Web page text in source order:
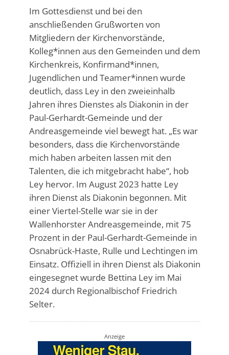
Im Gottesdienst und bei den
anschließenden Grußworten von
Mitgliedern der Kirchenvorstände,
Kolleg*innen aus den Gemeinden und dem
Kirchenkreis, Konfirmand*innen,
Jugendlichen und Teamer*innen wurde
deutlich, dass Ley in den zweieinhalb
Jahren ihres Dienstes als Diakonin in der
Paul-Gerhardt-Gemeinde und der
Andreasgemeinde viel bewegt hat. „Es war
besonders, dass die Kirchenvorstände
mich haben arbeiten lassen mit den
Talenten, die ich mitgebracht habe“, hob
Ley hervor. Im August 2023 hatte Ley
ihren Dienst als Diakonin begonnen. Mit
einer Viertel-Stelle war sie in der
Wallenhorster Andreasgemeinde, mit 75
Prozent in der Paul-Gerhardt-Gemeinde in
Osnabrück-Haste, Rulle und Lechtingen im
Einsatz. Offiziell in ihren Dienst als Diakonin
eingesegnet wurde Bettina Ley im Mai
2024 durch Regionalbischof Friedrich
Selter.
Anzeige